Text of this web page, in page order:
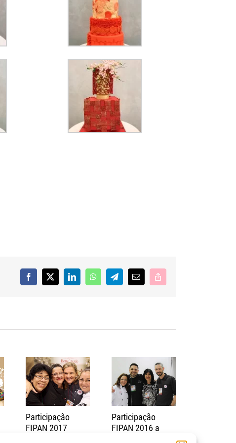
Facebook
X LinkedInWhatsAppTelegram
E-
mail
Copy
Link
Participação
FIPAN 2017
Participação
FIPAN 2016 a
Cake Fair